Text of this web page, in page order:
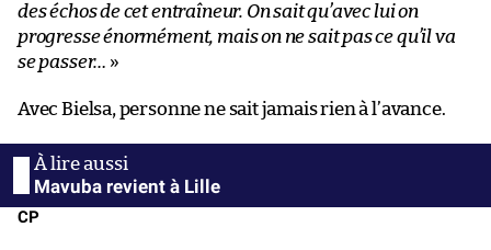
des échos de cet entraîneur. On sait qu’avec lui on
progresse énormément, mais on ne sait pas ce qu’il va
se passer… »
Avec Bielsa, personne ne sait jamais rien à l’avance.
Mavuba revient à Lille
CP